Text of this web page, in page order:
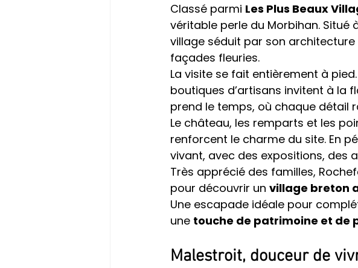
Classé parmi Les Plus Beaux
véritable perle du Morbihan. Situé
village séduit par son
façades fleuries.
La visite se fait entièrement à
boutiques d’artisans invitent à la
prend le temps, où chaque détail
Le château, les remparts et les
renforcent le charme du site. En
vivant, avec des expositions, des
Très apprécié des familles,
pour découvrir un village breton
Une escapade idéale pour
une touche de patrimoine et de
Malestroit, douceur de